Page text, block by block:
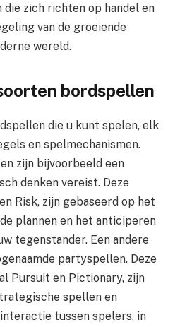
zich richten op handel en
van de groeiende
wereld.
bordspellen
die u kunt spelen, elk
en spelmechanismen.
zijn bijvoorbeeld een
denken vereist. Deze
Risk, zijn gebaseerd op het
plannen en het anticiperen
tegenstander. Een andere
partyspellen. Deze
Pursuit en Pictionary, zijn
spellen en
tussen spelers, in